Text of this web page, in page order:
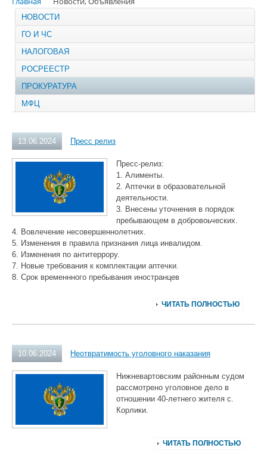
НОВОСТИ
ГО И ЧС
НАЛОГОВАЯ
РОСРЕЕСТР
ПРОКУРАТУРА
МФЦ
13.06.2024 Пресс релиз
Пресс-релиз:
1. Алименты.
2. Аптечки в образовательной
деятельности.
3. Внесены уточнения в порядок
пребывающем в добровоьческих.
4. Вовлечение несовершеннолетних.
5. Изменения в правила признания лица инвалидом.
6. Изменения по антитеррору.
7. Новые требования к комплектации аптечки.
8. Срок временнного пребывания иностранцев
ЧИТАТЬ ПОЛНОСТЬЮ
10.06.2024 Неотвратимость уголовного наказания
Нижневартовским районным судом
рассмотрено уголовное дело в
отношении 40-летнего жителя с.
Корлики.
ЧИТАТЬ ПОЛНОСТЬЮ